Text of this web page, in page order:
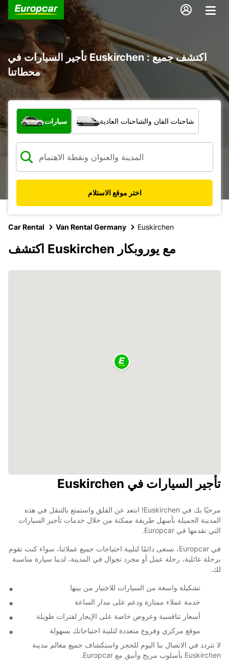
تأجير السيارات في Euskirchen : اكتشف جميع
محطاتنا
ما نوع المركبة؟
سيارات شاحنات الفان والشاحنات العادية
اختر موقع الاستلام
Car Rental Van Rental Germany Euskirchen
اكتشف Euskirchen مع يوروبكار
تأجير السيارات في Euskirchen
مرحبًا بك في Euskirchen! ابتعد عن القلق واستمتع بالتنقل في هذه
المدينة الجميلة بأسهل طريقة ممكنة من خلال خدمات تأجير السيارات
التي نقدمها في Europcar.
في Europcar، نسعى دائمًا لتلبية احتياجات جميع عملائنا، سواء كنت تقوم
برحلة عائلية، رحلة عمل أو مجرد تجوال في المدينة، لدينا سيارة مناسبة
لك.
تشكيلة واسعة من السيارات للاختيار من بينها
خدمة عملاء ممتازة ودعم على مدار الساعة
أسعار تنافسية وعروض خاصة على الإيجار لفترات طويلة
موقع مركزي وفروع متعددة لتلبية احتياجاتك بسهولة
لا تتردد في الاتصال بنا اليوم للحجز واستكشاف جميع معالم مدينة
Euskirchen بأسلوب مريح وأنيق مع Europcar.